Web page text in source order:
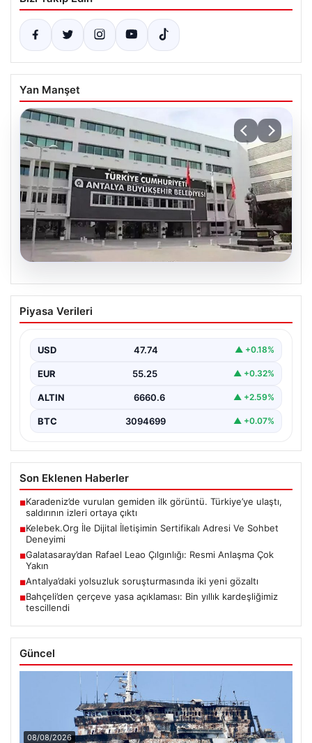
Yan Manşet
Antalya’daki yolsuzluk soruşturmasında
iki yeni gözaltı
Piyasa Verileri
USD 47.74 ▲ +0.18%
EUR 55.25 ▲ +0.32%
ALTIN 6660.6 ▲ +2.59%
BTC 3094699 ▲ +0.07%
Son Eklenen Haberler
■Karadeniz’de vurulan gemiden ilk görüntü. Türkiye’ye ulaştı,
saldırının izleri ortaya çıktı
■Kelebek.Org İle Dijital İletişimin Sertifikalı Adresi Ve Sohbet
Deneyimi
■Galatasaray’dan Rafael Leao Çılgınlığı: Resmi Anlaşma Çok
Yakın
■Antalya’daki yolsuzluk soruşturmasında iki yeni gözaltı
■Bahçeli’den çerçeve yasa açıklaması: Bin yıllık kardeşliğimiz
tescillendi
Güncel
08/08/2026